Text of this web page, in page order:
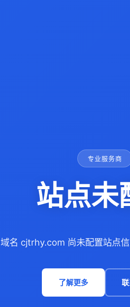
专业服务商
站点未
域名 cjtrhy.com 尚未配置站点信
了解更多